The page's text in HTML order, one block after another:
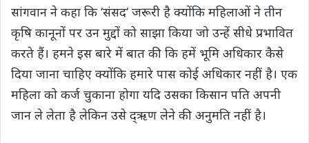
सांगवान ने कहा कि ‘संसद‘ जरूरी है क्योंकि महिलाओं ने तीन
कृषि कानूनों पर उन मुद्दों को साझा किया जो उन्हें सीधे प्रभावित
करते हैं। हमने इस बारे में बात की कि हमें भूमि अधिकार कैसे
दिया जाना चाहिए क्योंकि हमारे पास कोई अधिकार नहीं है। एक
महिला को कर्ज चुकाना होगा यदि उसका किसान पति अपनी
जान ले लेता है लेकिन उसे द्ऋण लेने की अनुमति नहीं है।